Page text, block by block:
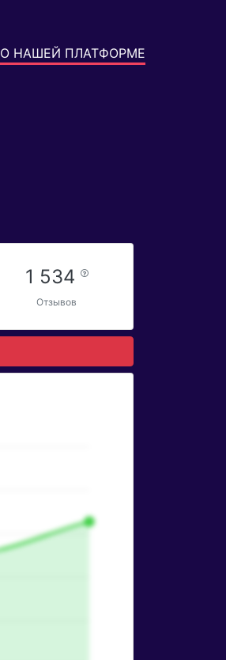
О НАШЕЙ ПЛАТФОРМЕ
1 534
Отзывов